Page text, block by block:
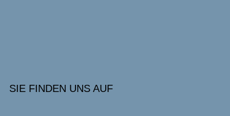
SIE FINDEN UNS AUF